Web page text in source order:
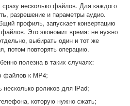
несколько файлов. Для каждого
разрешение и параметры аудио.
профиль, запускает конвертацию
файлов. Это экономит время: не нужно
выбирать один и тот же
потом повторять операцию.
полезна в таких случаях:
файлов к MP4;
несколько роликов для iPad;
которую нужно сжать;